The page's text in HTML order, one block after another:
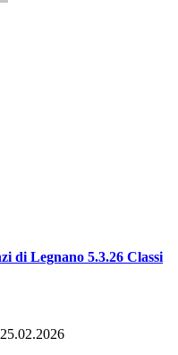
di Legnano 5.3.26 Classi
25.02.2026